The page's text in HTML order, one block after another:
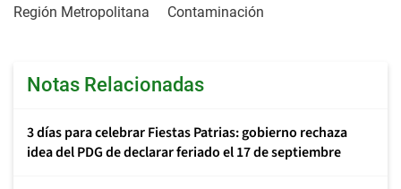
Región Metropolitana
Contaminación
Notas Relacionadas
3 días para celebrar Fiestas Patrias: gobierno rechaza
idea del PDG de declarar feriado el 17 de septiembre